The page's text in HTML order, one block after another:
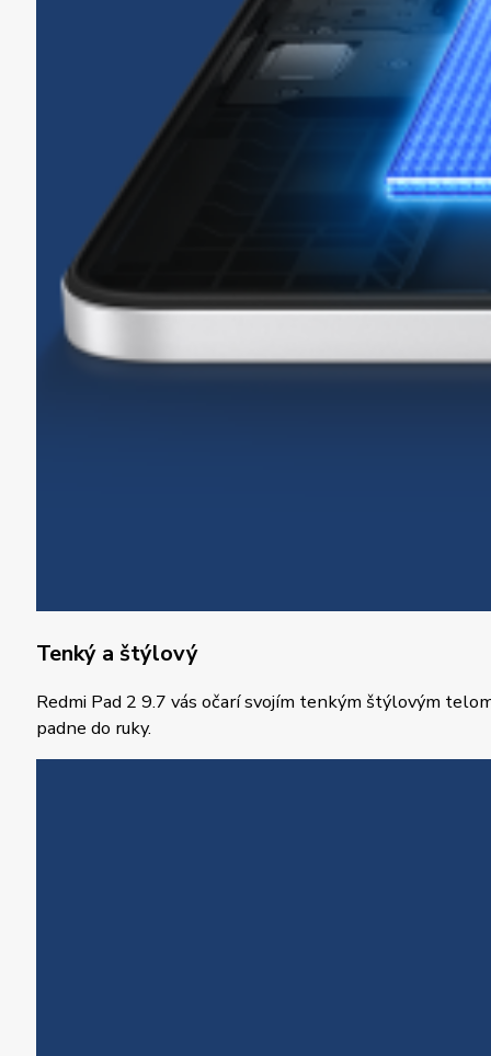
Tenký a štýlový
Redmi Pad 2 9.7 vás očarí svojím tenkým štýlovým
padne do ruky.